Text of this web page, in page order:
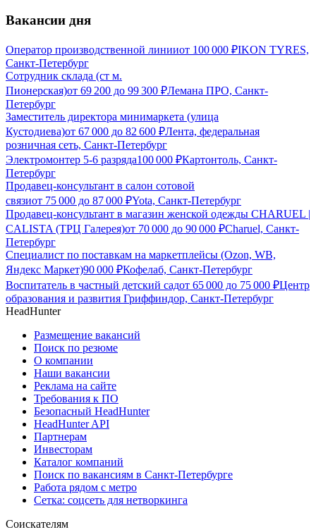
Вакансии дня
Оператор производственной линииот 100 000 ₽IKON TYRES,
Санкт-Петербург
Сотрудник склада (ст м.
Пионерская)от 69 200 до 99 300 ₽Лемана ПРО, Санкт-
Петербург
Заместитель директора минимаркета (улица
Кустодиева)от 67 000 до 82 600 ₽Лента, федеральная
розничная сеть, Санкт-Петербург
Электромонтер 5-6 разряда100 000 ₽Картонтоль, Санкт-
Петербург
Продавец-консультант в салон сотовой
связиот 75 000 до 87 000 ₽Yota, Санкт-Петербург
Продавец-консультант в магазин женской одежды CHARUEL |
CALISTA (ТРЦ Галерея)от 70 000 до 90 000 ₽Charuel, Санкт-
Петербург
Специалист по поставкам на маркетплейсы (Ozon, WB,
Яндекс Маркет)90 000 ₽Кофелаб, Санкт-Петербург
Воспитатель в частный детский садот 65 000 до 75 000 ₽Центр
образования и развития Гриффиндор, Санкт-Петербург
HeadHunter
Размещение вакансий
Поиск по резюме
О компании
Наши вакансии
Реклама на сайте
Требования к ПО
Безопасный HeadHunter
HeadHunter API
Партнерам
Инвесторам
Каталог компаний
Поиск по вакансиям в Санкт-Петербурге
Работа рядом с метро
Сетка: соцсеть для нетворкинга
Соискателям